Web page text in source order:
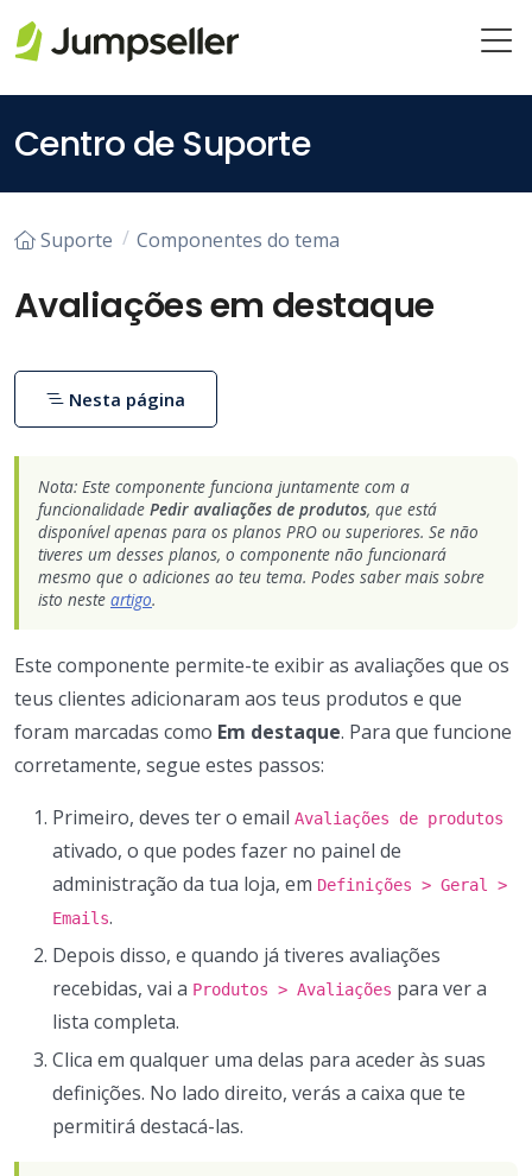
Centro de Suporte
Suporte Componentes do tema
Avaliações em destaque
Nota: Este componente funciona juntamente com a
funcionalidade Pedir avaliações de produtos, que está
disponível apenas para os planos PRO ou superiores. Se não
tiveres um desses planos, o componente não funcionará
mesmo que o adiciones ao teu tema. Podes saber mais sobre
isto neste artigo.
Este componente permite-te exibir as avaliações que os
teus clientes adicionaram aos teus produtos e que
foram marcadas como Em destaque. Para que funcione
corretamente, segue estes passos:
Primeiro, deves ter o email Avaliações de produtos
ativado, o que podes fazer no painel de
administração da tua loja, em Definições > Geral >
Emails.
Depois disso, e quando já tiveres avaliações
recebidas, vai a Produtos > Avaliações para ver a
lista completa.
Clica em qualquer uma delas para aceder às suas
definições. No lado direito, verás a caixa que te
permitirá destacá-las.
Nesta página